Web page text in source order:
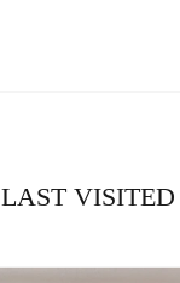
LAST VISITED